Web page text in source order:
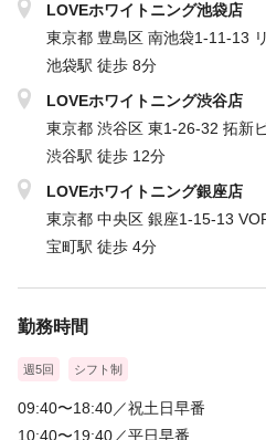
集客インセンティブについては主
作ったかによります。頑張り次第
例。20契約作りました。1件5000
毎月平均40契約のスタッフもおり
※歩合給及び業績連動型賞与制度は
場合があります。
LOVEホワイトニング池袋店
東京都 豊島区 南池袋1-11-13
池袋駅 徒歩 8分
LOVEホワイトニング渋谷店
東京都 渋谷区 東1-26-32 拓新
渋谷駅 徒歩 12分
LOVEホワイトニング銀座店
東京都 中央区 銀座1-15-13
宝町駅 徒歩 4分
勤務時間
週5回 シフト制
09:40〜18:40／祝土日早番
10:40〜19:40／平日早番